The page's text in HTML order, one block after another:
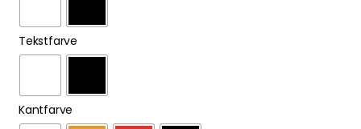
Tekstfarve
Kantfarve